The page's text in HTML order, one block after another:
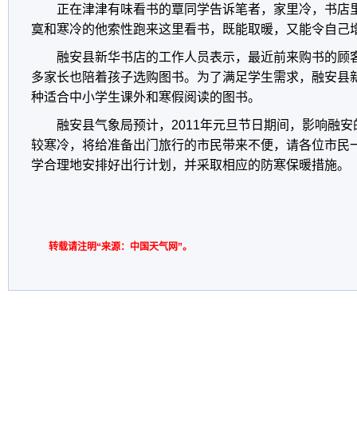
正在津津有味看书的覃同学告诉笔者，家里冷，书店
寞和寒冷的他索性跑来这里看书，既能取暖，又能令自己
融安县新华书店的工作人员表示，最近前来购书的顾
多家长也陪着孩子选购图书。为了满足学生需求，融安县
种适合中小学生课外和寒假阅读的图书。
融安县气象局预计，2011年元旦节日期间，影响融
较寒冷，将给准备出门旅行的市民带来不便，请各位市民
学合理地安排好出行计划，并采取相应的防寒保暖措施。
转载请注明“来源：中国天气网”。